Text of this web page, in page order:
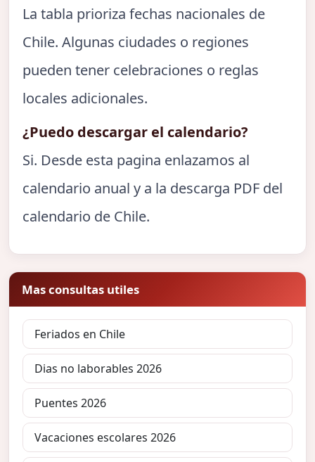
La tabla prioriza fechas nacionales de
Chile. Algunas ciudades o regiones
pueden tener celebraciones o reglas
locales adicionales.
¿Puedo descargar el calendario?
Si. Desde esta pagina enlazamos al
calendario anual y a la descarga PDF del
calendario de Chile.
Mas consultas utiles
Feriados en Chile
Dias no laborables 2026
Puentes 2026
Vacaciones escolares 2026